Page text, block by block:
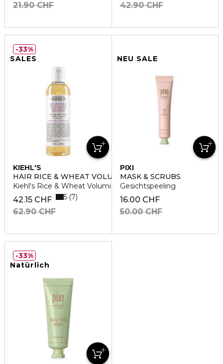
21.90 CHF
42.90 CHF
SALES
KIEHL'S
HAIR RICE & WHEAT VOLUMIZING
Kiehl's Rice & Wheat Volumizing Shampoo
42.15 CHF
62.90 CHF
5 7
33%
NEU SALE
PIXI
MASK & SCRUBS
Gesichtspeeling
16.00 CHF
50.00 CHF
Natürlich
33%